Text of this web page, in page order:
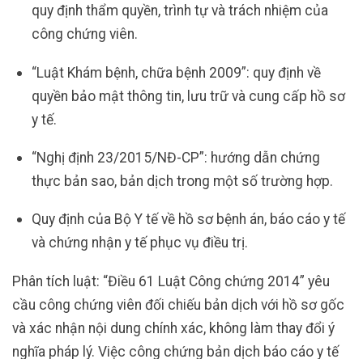
quy định thẩm quyền, trình tự và trách nhiệm của
công chứng viên.
“Luật Khám bệnh, chữa bệnh 2009”: quy định về
quyền bảo mật thông tin, lưu trữ và cung cấp hồ sơ
y tế.
“Nghị định 23/2015/NĐ-CP”: hướng dẫn chứng
thực bản sao, bản dịch trong một số trường hợp.
Quy định của Bộ Y tế về hồ sơ bệnh án, báo cáo y tế
và chứng nhận y tế phục vụ điều trị.
Phân tích luật: “Điều 61 Luật Công chứng 2014” yêu
cầu công chứng viên đối chiếu bản dịch với hồ sơ gốc
và xác nhận nội dung chính xác, không làm thay đổi ý
nghĩa pháp lý. Việc công chứng bản dịch báo cáo y tế